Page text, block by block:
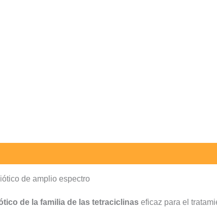
de amplio espectro
de la familia de las tetraciclinas eficaz para el